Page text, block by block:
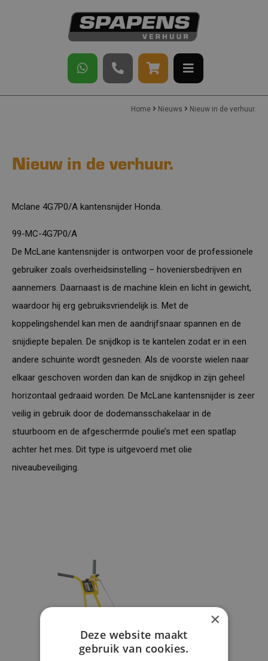
Home Nieuws Nieuw in de verhuur.
Nieuw in de verhuur.
Mclane 4G7P0/A kantensnijder Honda.
99-MC-4G7P0/A
De McLane kantensnijder is ontworpen voor de professionele
gebruiker zoals overheidsinstelling – hoveniersbedrijven en
aannemers. Daarnaast is de machine klein en licht in gewicht,
waardoor hij erg gebruiksvriendelijk is. Met de
koppelingshendel kan men de aandrijfsnaar spannen en de
snijdiepte bepalen. De snijdkop is te kantelen zodat er in een
andere schuinte wordt gesneden. Als de voorste wielen naar
elkaar geschoven worden dan kan de snijdkop in zijn geheel
horizontaal gedraaid worden. De McLane kantensnijder is zeer
veilig in gebruik door de dodemansschakelaar in de
stuurboom en de afgeschermde poulie’s met een spatlap
achter het mes. Dit type is uitgevoerd met olie
niveaubeveiliging.
×
Deze website maakt
gebruik van cookies.